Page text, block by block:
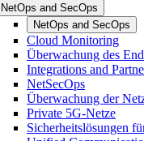
NetOps and SecOps
NetOps and SecOps
Cloud Monitoring
Überwachung des
Integrations and
NetSecOps
Überwachung der
Private 5G-Netze
Sicherheitslösungen